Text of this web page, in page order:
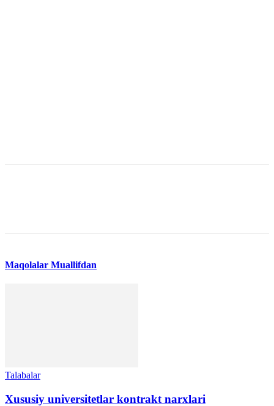
Maqolalar Muallifdan
Talabalar
Xususiy universitetlar kontrakt narxlari